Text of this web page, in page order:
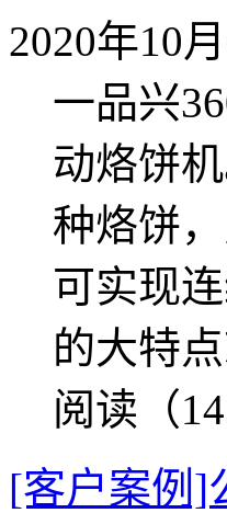
2020年10
一品兴
动烙饼
种烙饼
可实现
的大特
阅读（
[客户案例]